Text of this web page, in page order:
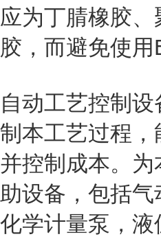
应为丁腈橡胶
胶，而避免使用
自动工艺控制
制本工艺过程
并控制成本。
助设备，包括气
化学计量泵，